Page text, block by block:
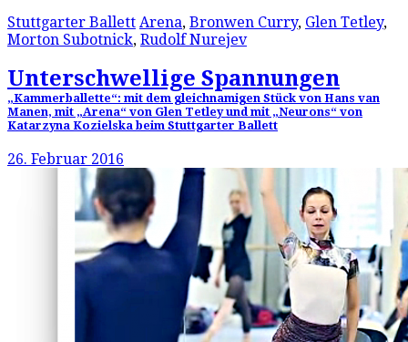
Stuttgarter Ballett Arena, Bronwen Curry, Glen Tetley,
Morton Subotnick, Rudolf Nurejev
Unterschwellige Spannungen
„Kammerballette“: mit dem gleichnamigen Stück von Hans van
Manen, mit „Arena“ von Glen Tetley und mit „Neurons“ von
Katarzyna Kozielska beim Stuttgarter Ballett
26. Februar 2016